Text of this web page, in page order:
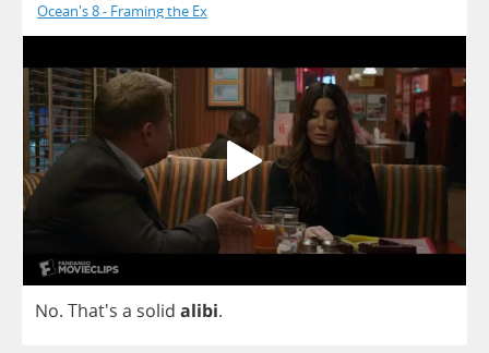
Ocean's 8 - Framing the Ex
No. That's a solid alibi.